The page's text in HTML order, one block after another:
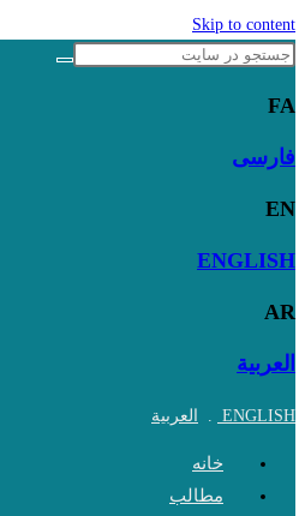
Skip to content
FA
فارسی
EN
ENGLISH
AR
العربية
ENGLISH
. العربية
خانه
مطالب